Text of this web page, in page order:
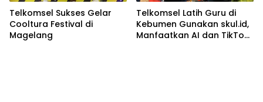
Telkomsel Sukses Gelar
Cooltura Festival di
Magelang
Telkomsel Latih Guru di
Kebumen Gunakan skul.id,
Manfaatkan AI dan TikTok